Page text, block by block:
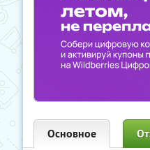
Основное